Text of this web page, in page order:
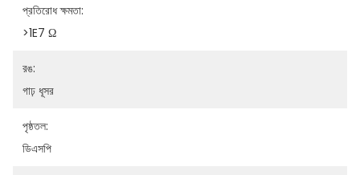
প্রতিরোধ ক্ষমতা:
>1E7 Ω
রঙ:
গাঢ় ধূসর
পৃষ্ঠতল:
ডিএসপি